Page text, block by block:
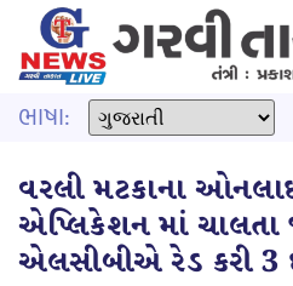
ભાષા:
વરલી મટકાના
એપ્લિકેશન માં ચાલતા
એલસીબીએ રેડ કરી 3